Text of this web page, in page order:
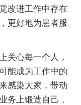
改进工作中存在
更好地为患者服
心每一个人，
能成为工作中的
感染大家，带动
务上锻造自己，